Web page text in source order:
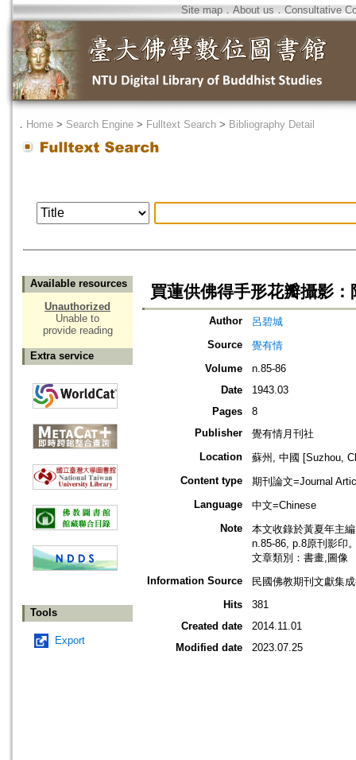
Site map．About us ． Consultative
． Home > Search Engine > Fulltext Search > Bibliography Detail
Available resources
Unauthorized
Unable to
provide reading
Extra service
Tools
Export
買蓮供佛得手形花瓣攝影：
Author
呂碧城
Source
覺有情
Volume
n.85-86
Date
1943.03
Pages
8
Publisher
覺有情月刊社
Location
蘇州, 中國 [Suzhou,
Content type
期刊論文=Journal
Language
中文=Chinese
Note
本文收錄於黃夏年主
n.85-86, p.8原刊影印
文章類別：書畫,圖像
Information Source
民國佛教期刊文獻集
Hits
381
Created date
2014.11.01
Modified date
2023.07.25